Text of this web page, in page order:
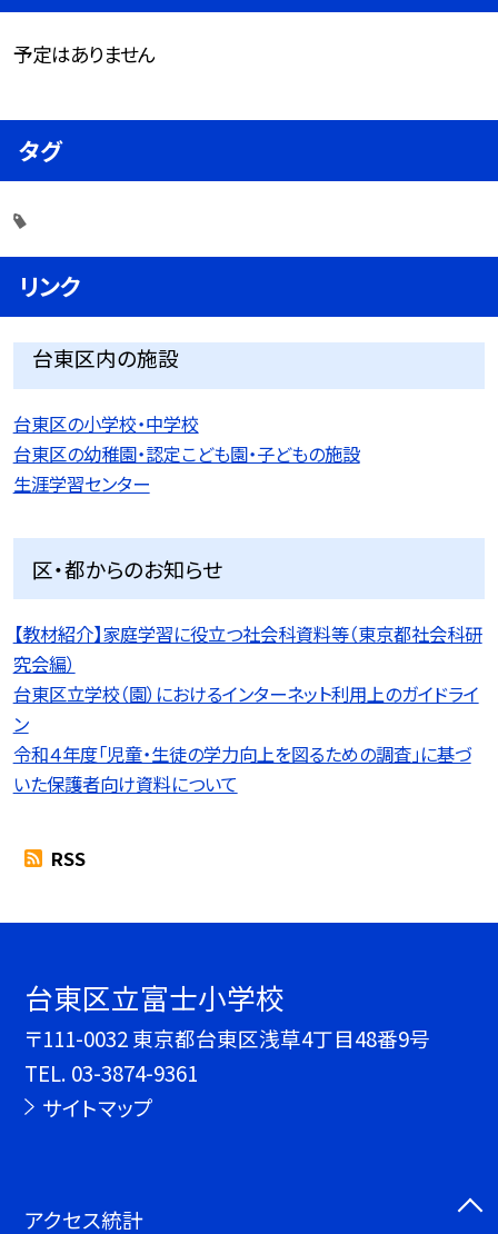
予定はありません
タグ
リンク
台東区内の施設
台東区の小学校・中学校
台東区の幼稚園・認定こども園・子どもの施設
生涯学習センター
区・都からのお知らせ
【教材紹介】家庭学習に役立つ社会科資料等（東京都社会科研
究会編）
台東区立学校（園）におけるインターネット利用上のガイドライ
ン
令和４年度「児童・生徒の学力向上を図るための調査」に基づ
いた保護者向け資料について
RSS
台東区立富士小学校
〒111-0032 東京都台東区浅草4丁目48番9号
TEL. 03-3874-9361
サイトマップ
アクセス統計